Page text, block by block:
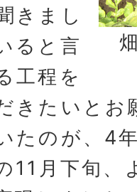
きまし
ると言
工程を
きたいとお
たのが、4
11月下旬、